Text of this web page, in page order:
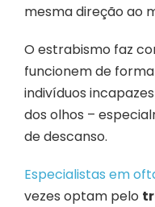
mesma direção ao
O estrabismo faz
funcionem de
indivíduos
dos olhos –
de descanso.
Especialistas em
vezes optam pelo